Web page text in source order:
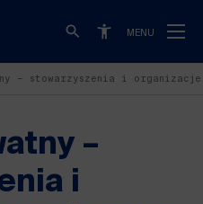
MENU
– stowarzyszenia i organizacje
–
i